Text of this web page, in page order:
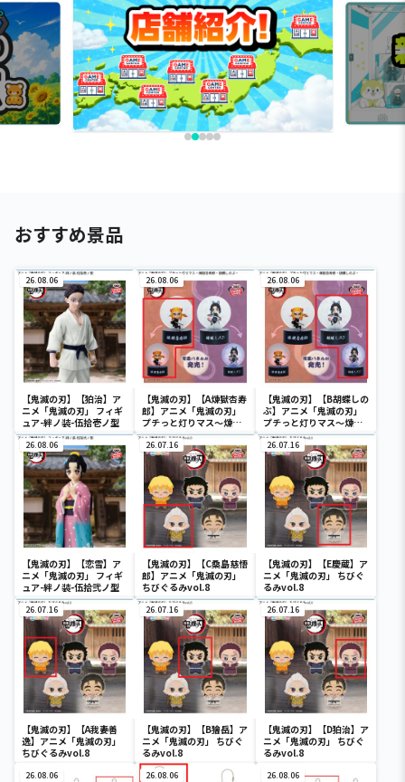
おすすめ景品
26.08.06
【鬼滅の刃】【狛治】ア
ニメ「鬼滅の刃」 フィギ
ュア-絆ノ装-伍拾壱ノ型
26.08.06
【鬼滅の刃】【A煉獄杏寿
郎】アニメ「鬼滅の刃」
プチっと灯りマス～煉獄
杏寿郎・胡蝶しのぶ～
26.08.06
【鬼滅の刃】【B胡蝶しの
ぶ】アニメ「鬼滅の刃」
プチっと灯りマス～煉獄
杏寿郎・胡蝶しのぶ～
26.08.06
【鬼滅の刃】【恋雪】ア
ニメ「鬼滅の刃」 フィギ
ュア-絆ノ装-伍拾弐ノ型
26.07.16
【鬼滅の刃】【C桑島慈悟
郎】アニメ「鬼滅の刃」
ちびぐるみvol.8
26.07.16
【鬼滅の刃】【E慶蔵】ア
ニメ「鬼滅の刃」 ちびぐ
るみvol.8
26.07.16
【鬼滅の刃】【A我妻善
逸】アニメ「鬼滅の刃」
ちびぐるみvol.8
26.07.16
【鬼滅の刃】【B獪岳】ア
ニメ「鬼滅の刃」 ちびぐ
るみvol.8
26.07.16
【鬼滅の刃】【D狛治】ア
ニメ「鬼滅の刃」 ちびぐ
るみvol.8
26.08.06 26.08.06 26.08.06